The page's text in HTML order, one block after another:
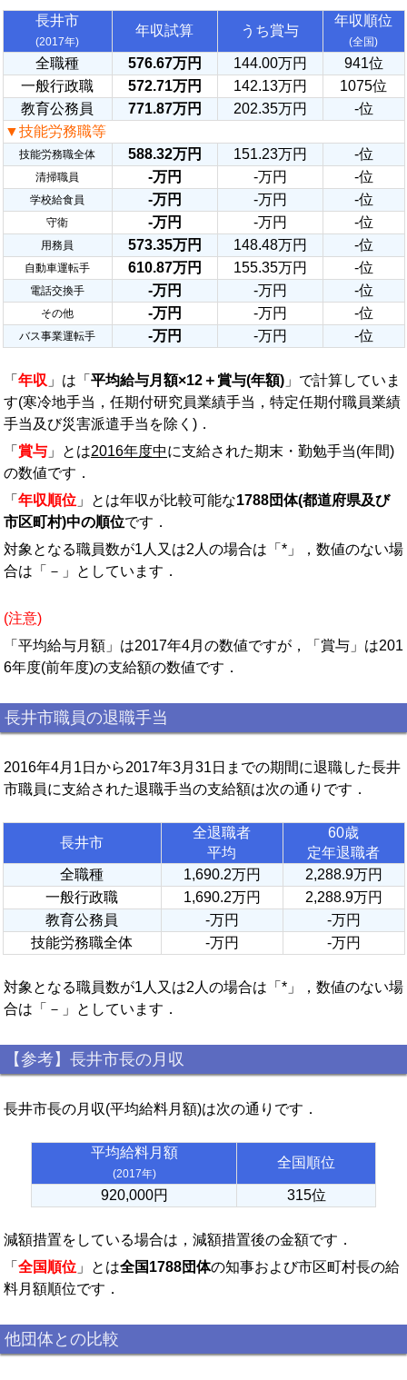
長井市
(2017年)
年収試算 うち賞与
年収順位
(全国)
全職種 576.67万円 144.00万円
941位
一般行政職
572.71万円 142.13万円
1075位
教育公務員
771.87万円 202.35万円
-位
▼技能労務職等
技能労務職全体 588.32万円 151.23万円 -位
清掃職員 -万円 -万円 -位
学校給食員 -万円 -万円 -位
守衛 -万円 -万円 -位
用務員 573.35万円 148.48万円 -位
自動車運転手 610.87万円 155.35万円 -位
電話交換手 -万円 -万円 -位
その他 -万円 -万円 -位
バス事業運転手 -万円 -万円 -位
「 年収 」は「 平均給与月額×12＋賞与(年額) 」で計算していま
す(寒冷地手当，任期付研究員業績手当，特定任期付職員業績
手当及び災害派遣手当を除く)．
「 賞与 」とは2016年度中に支給された期末・勤勉手当(年間)
の数値です．
「 年収順位 」とは年収が比較可能な1788団体(都道府県及び
市区町村)中の順位です．
対象となる職員数が1人又は2人の場合は「*」，数値のない場
合は「－」としています．
(注意)
「平均給与月額」は2017年4月の数値ですが，「賞与」は201
6年度(前年度)の支給額の数値です．
長井市職員の退職手当
2016年4月1日から2017年3月31日までの期間に退職した長井
市職員に支給された退職手当の支給額は次の通りです．
長井市
全退職者
平均
60歳
定年退職者
全職種
1,690.2万円
2,288.9万円
一般行政職
1,690.2万円
2,288.9万円
教育公務員
-万円
-万円
技能労務職全体
-万円 -万円
対象となる職員数が1人又は2人の場合は「*」，数値のない場
合は「－」としています．
【参考】長井市長の月収
長井市長の月収(平均給料月額)は次の通りです．
平均給料月額
(2017年)
全国順位
920,000円 315位
減額措置をしている場合は，減額措置後の金額です．
「 全国順位 」とは全国1788団体の知事および市区町村長の給
料月額順位です．
他団体との比較